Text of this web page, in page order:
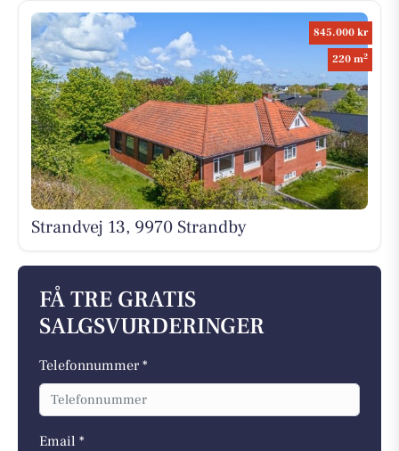
845.000 kr
220 m2
Strandvej 13, 9970 Strandby
FÅ TRE GRATIS
SALGSVURDERINGER
Telefonnummer *
Email *